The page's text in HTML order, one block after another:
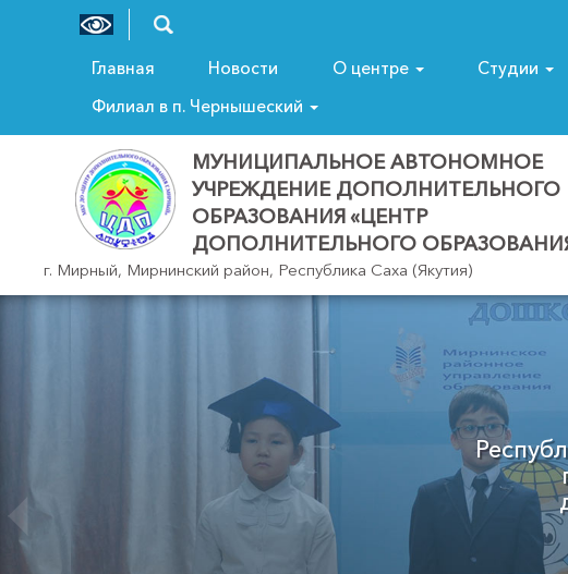
Главная Новости О центре Студии
Филиал в п. Чернышеский
МУНИЦИПАЛЬНОЕ АВТОНОМНОЕ
УЧРЕЖДЕНИЕ ДОПОЛНИТЕЛЬНОГО
ОБРАЗОВАНИЯ «ЦЕНТР
ДОПОЛНИТЕЛЬНОГО
г. Мирный, Мирнинский район, Республика Саха (Якутия)